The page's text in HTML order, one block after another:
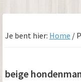
Je bent hier: Home /
beige